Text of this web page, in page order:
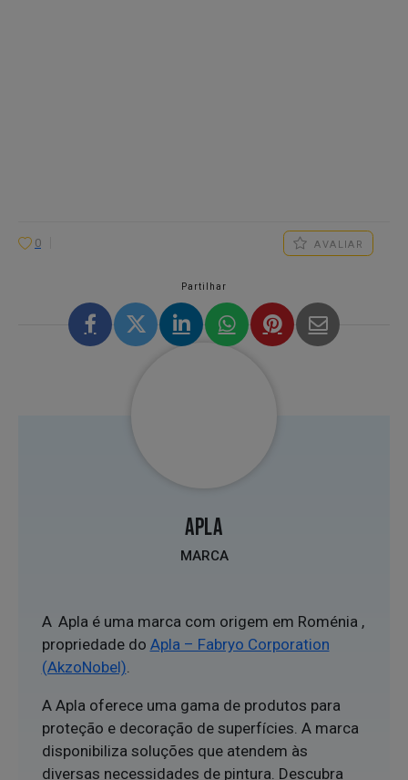
0 AVALIAR
Partilhar
APLA
MARCA
A Apla é uma marca com origem em Roménia ,
propriedade do Apla – Fabryo Corporation
(AkzoNobel).
A Apla oferece uma gama de produtos para
proteção e decoração de superfícies. A marca
disponibiliza soluções que atendem às
diversas necessidades de pintura. Descubra